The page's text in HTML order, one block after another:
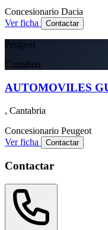
Concesionario Dacia
Ver ficha
Contactar
Peugeot
Cantabria
AUTOMOVILES
, Cantabria
Concesionario Peugeot
Ver ficha
Contactar
Contactar